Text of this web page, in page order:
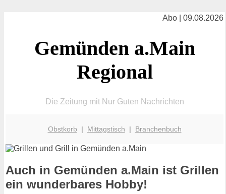
Abo | 09.08.2026
Gemünden a.Main
Regional
Die Zeitung mit Nur Guten Nachrichten
Obstkorb | Mittagstisch | Branchenbuch
Auch in Gemünden a.Main ist Grillen
ein wunderbares Hobby!